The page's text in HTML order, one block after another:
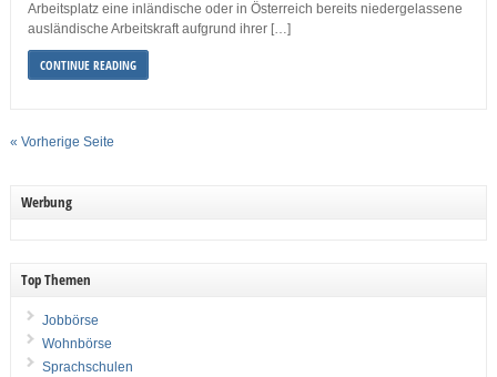
Arbeitsplatz eine inländische oder in Österreich bereits niedergelassene
ausländische Arbeitskraft aufgrund ihrer […]
CONTINUE READING
« Vorherige Seite
Werbung
Top Themen
Jobbörse
Wohnbörse
Sprachschulen